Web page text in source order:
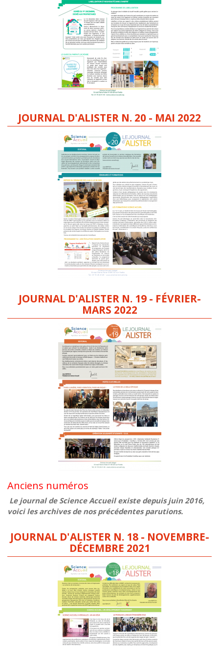
JOURNAL D'ALISTER N. 20 - MAI 2022
JOURNAL D'ALISTER N. 19 - FÉVRIER-
MARS 2022
Anciens numéros
Le journal de Science Accueil existe depuis juin 2016,
voici les archives de nos précédentes parutions.
JOURNAL D'ALISTER N. 18 - NOVEMBRE-
DÉCEMBRE 2021